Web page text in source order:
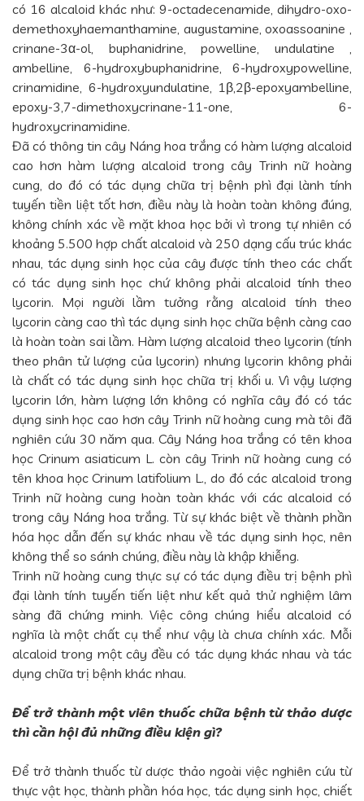
có 16 alcaloid khác như: 9-octadecenamide, dihydro-oxo-
demethoxyhaemanthamine, augustamine, oxoassoanine ,
crinane-3α-ol, buphanidrine, powelline, undulatine ,
ambelline, 6-hydroxybuphanidrine, 6-hydroxypowelline,
crinamidine, 6-hydroxyundulatine, 1β,2β-epoxyambelline,
epoxy-3,7-dimethoxycrinane-11-one, 6-
hydroxycrinamidine.
Đã có thông tin cây Náng hoa trắng có hàm lượng alcaloid
cao hơn hàm lượng alcaloid trong cây Trinh nữ hoàng
cung, do đó có tác dụng chữa trị bệnh phì đại lành tính
tuyến tiền liệt tốt hơn, điều này là hoàn toàn không đúng,
không chính xác về mặt khoa học bởi vì trong tự nhiên có
khoảng 5.500 hợp chất alcaloid và 250 dạng cấu trúc khác
nhau, tác dụng sinh học của cây được tính theo các chất
có tác dụng sinh học chứ không phải alcaloid tính theo
lycorin. Mọi người lầm tưởng rằng alcaloid tính theo
lycorin càng cao thì tác dụng sinh học chữa bệnh càng cao
là hoàn toàn sai lầm. Hàm lượng alcaloid theo lycorin (tính
theo phân tử lượng của lycorin) nhưng lycorin không phải
là chất có tác dụng sinh học chữa trị khối u. Vì vậy lượng
lycorin lớn, hàm lượng lớn không có nghĩa cây đó có tác
dụng sinh học cao hơn cây Trinh nữ hoàng cung mà tôi đã
nghiên cứu 30 năm qua. Cây Náng hoa trắng có tên khoa
học Crinum asiaticum L. còn cây Trinh nữ hoàng cung có
tên khoa học Crinum latifolium L., do đó các alcaloid trong
Trinh nữ hoàng cung hoàn toàn khác với các alcaloid có
trong cây Náng hoa trắng. Từ sự khác biệt về thành phần
hóa học dẫn đến sự khác nhau về tác dụng sinh học, nên
không thể so sánh chúng, điều này là khập khiễng.
Trinh nữ hoàng cung thực sự có tác dụng điều trị bệnh phì
đại lành tính tuyến tiến liệt như kết quả thử nghiệm lâm
sàng đã chứng minh. Việc công chúng hiểu alcaloid có
nghĩa là một chất cụ thể như vậy là chưa chính xác. Mỗi
alcaloid trong một cây đều có tác dụng khác nhau và tác
dụng chữa trị bệnh khác nhau.
Để trở thành một viên thuốc chữa bệnh từ thảo dược
thì cần hội đủ những điều kiện gì?
Để trở thành thuốc từ dược thảo ngoài việc nghiên cứu từ
thực vật học, thành phần hóa học, tác dụng sinh học, chiết